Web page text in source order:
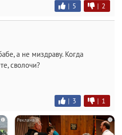
| 5 | 2
а не миздраву. Когда
сволочи?
| 3 | 1
i i